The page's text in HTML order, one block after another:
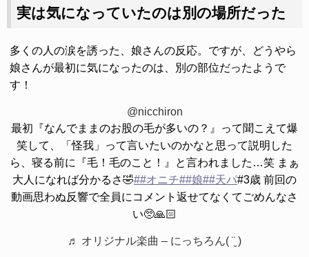
実は気になっていたのは別の場所だった
多くの人の涙を誘った、娘さんの反応。ですが、どうやら
娘さんが最初に気になったのは、別の部位だったようで
す！
@nicchiron
最初『なんでままのお股の毛が多いの？』って聞こえて爆
笑して、「怪我」って言いたいのかなと思って説明した
ら、寝る前に『毛！毛のこと！』と言われました…笑 まぁ
大人になれば分かるさ🤣##オニチ##娘##天パ#3歳 前回の
動画思わぬ反響で全員にコメント返せてなくてごめんなさ
い🥺🙏🏻
♬ オリジナル楽曲 – にっちろん( ¨̮ )